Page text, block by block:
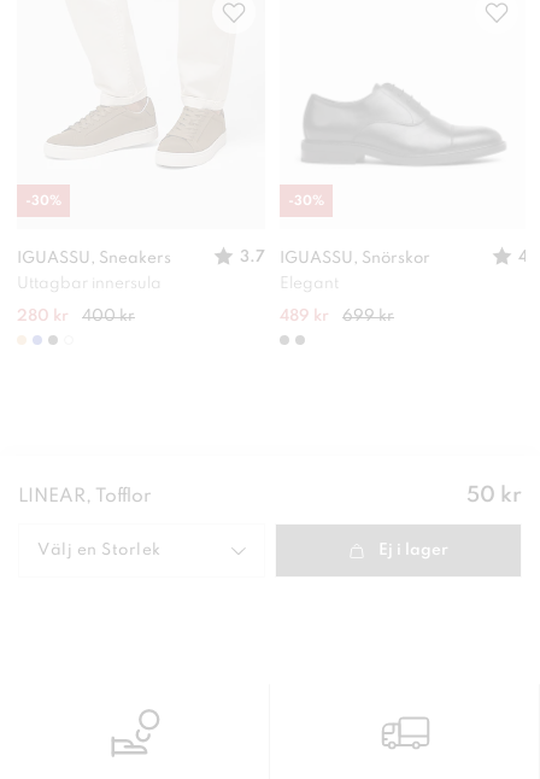
IGUASSU, Sneakers
3.7
Uttagbar innersula
280 kr 400 kr
-30%
IGUASSU, Snörskor
4
Elegant
489 kr 699 kr
-30%
LINEAR, Tofflor Pris:
50 kr
Välj en Storlek Ej i lager